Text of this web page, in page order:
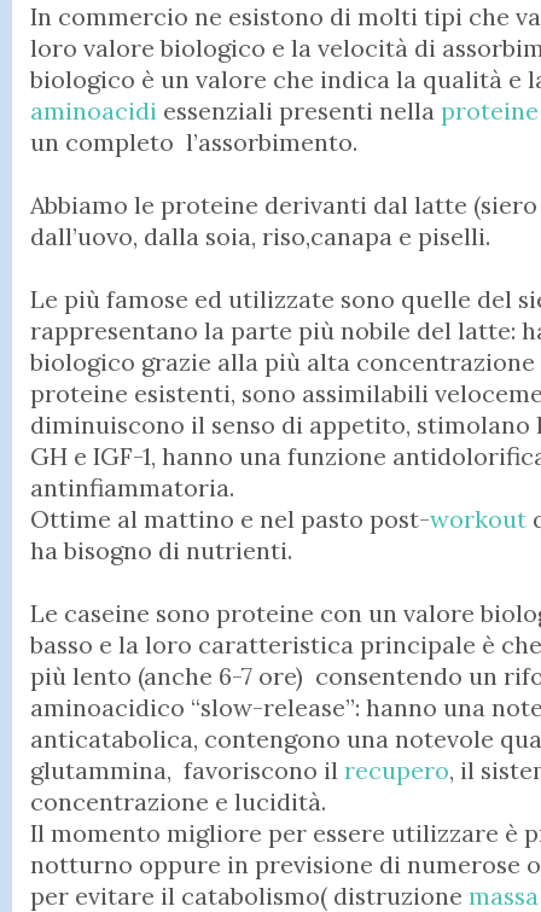
In commercio ne esistono di molti tipi che
loro valore biologico e la velocità di
biologico è un valore che indica la qualità e
aminoacidi essenziali presenti nella
un completo l’assorbimento.
Abbiamo le proteine derivanti dal latte (siero
dall’uovo, dalla soia, riso,canapa e piselli.
Le più famose ed utilizzate sono quelle del
rappresentano la parte più nobile del latte:
biologico grazie alla più alta
proteine esistenti, sono assimilabili
diminuiscono il senso di appetito, stimolano
GH e IGF-1, hanno una funzione
antinfiammatoria.
Ottime al mattino e nel pasto post-workout
ha bisogno di nutrienti.
Le caseine sono proteine con un valore
basso e la loro caratteristica principale è
più lento (anche 6-7 ore) consentendo un
aminoacidico “slow-release”: hanno una
anticatabolica, contengono una notevole
glutammina, favoriscono il recupero, il
concentrazione e lucidità.
Il momento migliore per essere utilizzare è
notturno oppure in previsione di numerose
per evitare il catabolismo( distruzione